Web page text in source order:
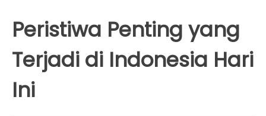
Peristiwa Penting yang
Terjadi di Indonesia Hari
Ini